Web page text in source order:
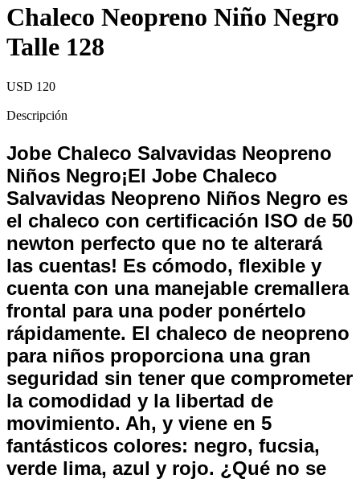
Chaleco Neopreno Niño Negro
Talle 128
USD 120
Descripción
Jobe Chaleco Salvavidas Neopreno
Niños Negro¡El Jobe Chaleco
Salvavidas Neopreno Niños Negro es
el chaleco con certificación ISO de 50
newton perfecto que no te alterará
las cuentas! Es cómodo, flexible y
cuenta con una manejable cremallera
frontal para una poder ponértelo
rápidamente. El chaleco de neopreno
para niños proporciona una gran
seguridad sin tener que comprometer
la comodidad y la libertad de
movimiento. Ah, y viene en 5
fantásticos colores: negro, fucsia,
verde lima, azul y rojo. ¿Qué no se